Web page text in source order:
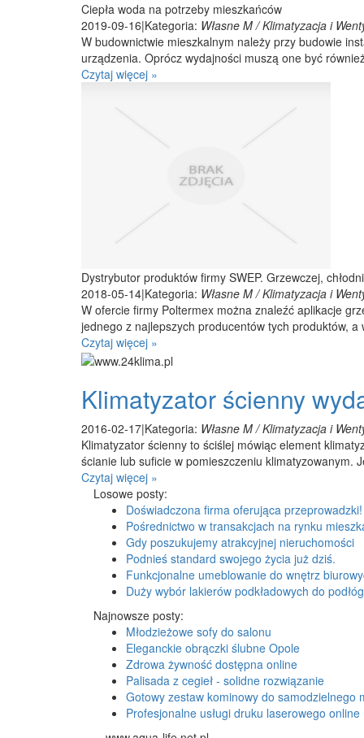
Ciepła woda na potrzeby mieszkańców
2019-09-16|Kategoria: Własne M / Klimatyzacja i
W budownictwie mieszkalnym należy przy budowie
urządzenia. Oprócz wydajności muszą one być
Czytaj więcej »
Dystrybutor produktów firmy SWEP. Grzewczej,
2018-05-14|Kategoria: Własne M / Klimatyzacja i
W ofercie firmy Poltermex można znaleźć aplikacje
jednego z najlepszych producentów tych produktów, a
Czytaj więcej »
Klimatyzator ścienny
2016-02-17|Kategoria: Własne M / Klimatyzacja i
Klimatyzator ścienny to ściślej mówiąc element
ścianie lub suficie w pomieszczeniu klimatyzowanym.
Czytaj więcej »
Losowe posty:
Doświadczona firma oferująca
Pośrednictwo w transakcjach na rynku
Gdy poszukujemy atrakcyjnej nieruchomości
Podnieś standard swojego życia już dziś.
Funkcjonalne umeblowanie do wnętrz
Duży wybór lakierów podkładowych do podłóg
Najnowsze posty:
Młodzieżowe sofy do salonu
Eleganckie obrączki ślubne Opole
Zdrowa żywność dostępna online
Palisada z cegieł - solidne rozwiązanie
Gotowy zestaw kominowy do samodzielnego
Profesjonalne usługi druku laserowego online